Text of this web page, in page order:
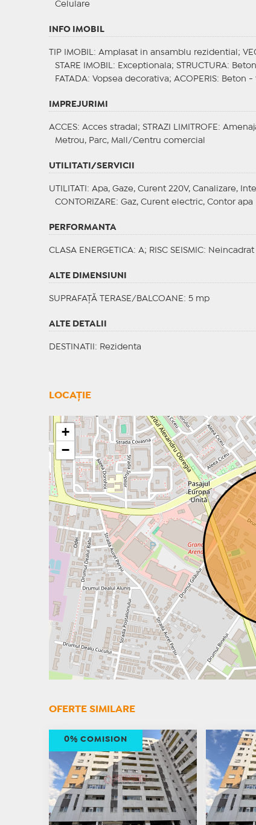
Celulare
INFO IMOBIL
TIP IMOBIL : Amplasat in ansamblu rezidential;
STARE IMOBIL
: Exceptionala; STRUCTURA:
FATADA: Vopsea decorativa; ACOPERIS: Beton -
IMPREJURIMI
ACCES: Acces stradal; STRAZI LIMITROFE :
Metrou, Parc, Mall/Centru comercial
UTILITATI/SERVICII
UTILITATI : Apa, Gaze, Curent 220V, Canalizare,
CONTORIZARE : Gaz, Curent electric, Contor apa
PERFORMANTA
CLASA ENERGETICA: A; RISC SEISMIC: Neincadrat
ALTE DIMENSIUNI
SUPRAFAȚĂ TERASE/BALCOANE: 5 mp
ALTE DETALII
DESTINATII : Rezidenta
LOCAȚIE
+
−
OFERTE SIMILARE
0% COMISION